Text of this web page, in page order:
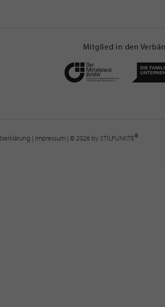
Mitglied in den
| Impressum | © 2026 by STILPUNKTE®